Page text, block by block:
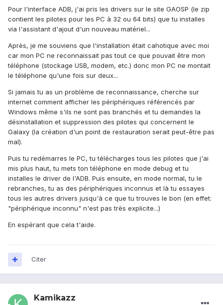
Pour l'interface ADB, j'ai pris les drivers sur le site GAOSP (le zip
contient les pilotes pour les PC à 32 ou 64 bits) que tu installes
via l'assistant d'ajout d'un nouveau matériel...
Après, je me souviens que l'installation était cahotique avec moi
car mon PC ne reconnaissait pas tout ce que pouvait être mon
téléphone (stockage USB, modem, etc.) donc mon PC ne montait
le téléphone qu'une fois sur deux...
Si jamais tu as un problème de reconnaissance, cherche sur
internet comment afficher les périphériques référencés par
Windows même s'ils ne sont pas branchés et tu demandes la
désinstallation et suppression des pilotes qui concernent le
Galaxy (la création d'un point de restauration serait peut-être pas
mal).
Puis tu redémarres le PC, tu télécharges tous les pilotes que j'ai
mis plus haut, tu mets ton téléphone en mode debug et tu
installes le driver de l'ADB. Puis ensuite, en mode normal, tu le
rebranches, tu as des périphériques inconnus et là tu essayes
tous les autres drivers jusqu'à ce que tu trouves le bon (en effet:
"périphérique inconnu" n'est pas très explicite...)
En espérant que cela t'aide.
Citer
Kamikazz